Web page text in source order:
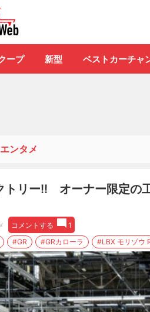
ープ 新型 ベストカーチャ
エンタメ
トリー!! オーナー限定の
コメントする
1
#GR #GRカローラ #LBX モリゾウ